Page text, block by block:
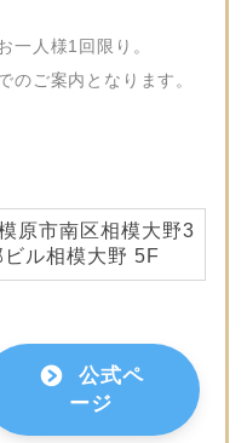
一人様1回限り。
ご案内となります。
原市南区相模大野3
ル相模大野 5F
公式ペ
ージ